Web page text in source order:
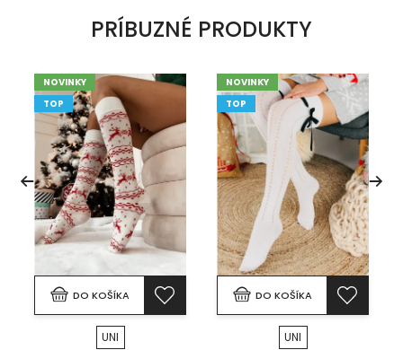
PRÍBUZNÉ PRODUKTY
NOVINKY
TOP
DO KOŠÍKA
UNI
NOVINKY
TOP
DO KOŠÍKA
UNI